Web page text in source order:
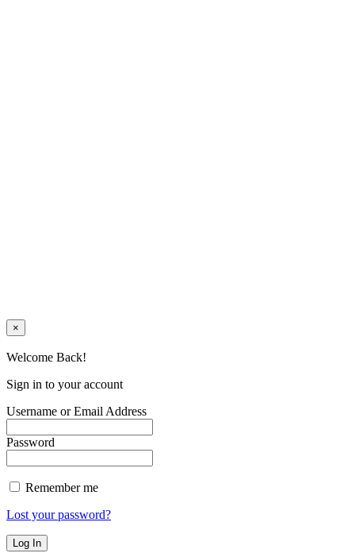
×
Welcome Back!
Sign in to your account
Username or Email Address
Password
Remember me
Lost your password?